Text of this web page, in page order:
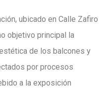
ubicado en Calle Zafiro
objetivo principal la
de los balcones y
por procesos
a la exposición